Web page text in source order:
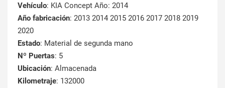
Vehículo: KIA Concept Año: 2014
Año fabricación: 2013 2014 2015 2016 2017 2018 2019
2020
Estado: Material de segunda mano
Nº Puertas: 5
Ubicación: Almacenada
Kilometraje: 132000